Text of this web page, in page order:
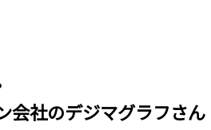
会社のデジマグラフさん